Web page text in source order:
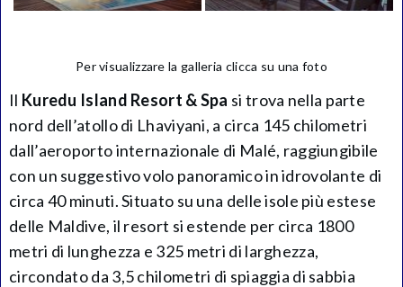
Per visualizzare la galleria clicca su una foto
Il Kuredu Island Resort & Spa si trova nella parte
nord dell’atollo di Lhaviyani, a circa 145 chilometri
dall’aeroporto internazionale di Malé, raggiungibile
con un suggestivo volo panoramico in idrovolante di
circa 40 minuti. Situato su una delle isole più estese
delle Maldive, il resort si estende per circa 1800
metri di lunghezza e 325 metri di larghezza,
circondato da 3,5 chilometri di spiaggia di sabbia